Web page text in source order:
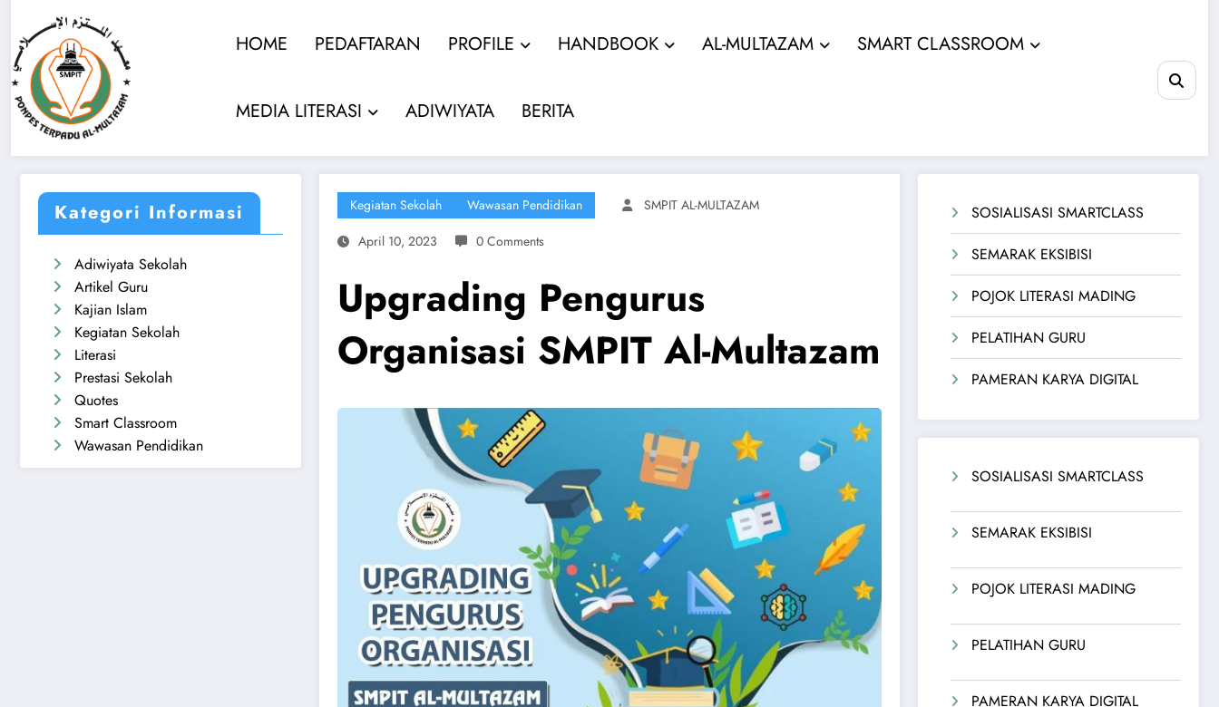
HOME PEDAFTARAN PROFILE HANDBOOK AL-MULTAZAM SMART CLASSROOM
MEDIA LITERASI ADIWIYATA BERITA
Kategori Informasi
Adiwiyata Sekolah
Artikel Guru
Kajian Islam
Kegiatan Sekolah
Literasi
Prestasi Sekolah
Quotes
Smart Classroom
Wawasan Pendidikan
Kegiatan Sekolah Wawasan Pendidikan
SMPIT AL-MULTAZAM
April 10, 2023
0 Comments
Upgrading Pengurus
Organisasi SMPIT Al-Multazam
SOSIALISASI SMARTCLASS
SEMARAK EKSIBISI
POJOK LITERASI MADING
PELATIHAN GURU
PAMERAN KARYA DIGITAL
SOSIALISASI SMARTCLASS
SEMARAK EKSIBISI
POJOK LITERASI MADING
PELATIHAN GURU
PAMERAN KARYA DIGITAL